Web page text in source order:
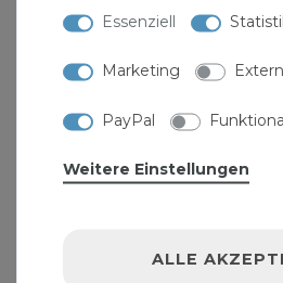
Stifthebel "Lonetal"
Essenziell
Marketing
PayPal
Weitere Einstellungen
ALLE